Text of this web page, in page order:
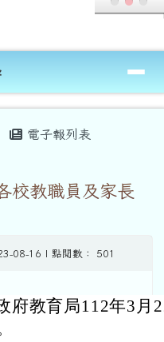
民小學
電子報列表
校教職員及家長
08-16 | 點閱數： 501
府教育局112年3月